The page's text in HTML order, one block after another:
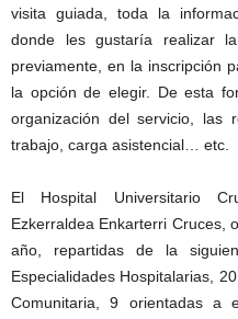
visita guiada, toda la
donde les gustaría realizar
previamente, en la inscripción
la opción de elegir. De esta
organización del servicio, las
trabajo, carga asistencial… etc.
El Hospital Universitario
Ezkerraldea Enkarterri Cruces,
año, repartidas de la
Especialidades Hospitalarias,
Comunitaria, 9 orientadas a